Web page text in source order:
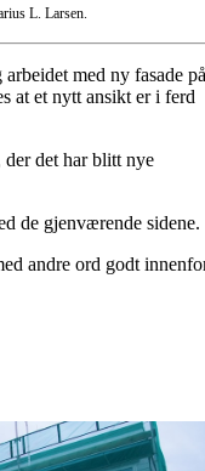
L. Larsen.
med ny fasade på
at et nytt ansikt er i ferd
der det har blitt nye
de gjenværende sidene.
andre ord godt